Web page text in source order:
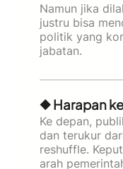
Namun jika
justru bisa
politik yang
jabatan.
◆ Harapan
Ke depan,
dan terukur
reshuffle.
arah